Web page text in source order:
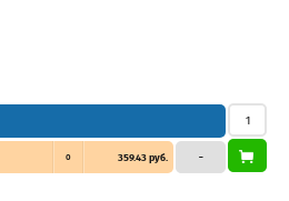
0 359.43 руб. –